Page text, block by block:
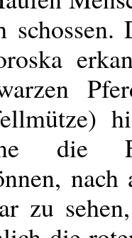
die
nach
zu